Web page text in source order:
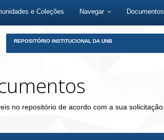
e Coleções Navegar Documentos
REPOSITÓRIO INSTITUCIONAL DA UNB
no repositório de acordo com a sua solicitação.